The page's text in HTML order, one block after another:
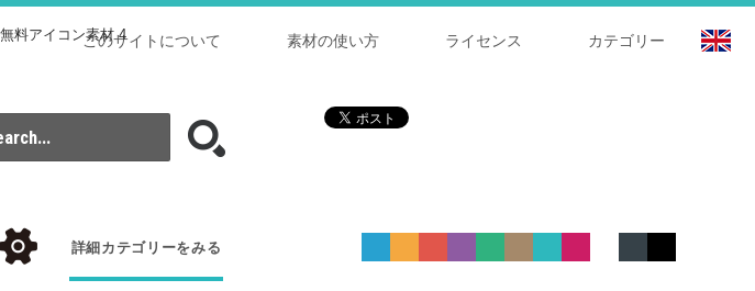
カテゴリー
ライセンス
素材の使い方
このサイトについて
料アイコン素材 4
詳細カテゴリーをみる